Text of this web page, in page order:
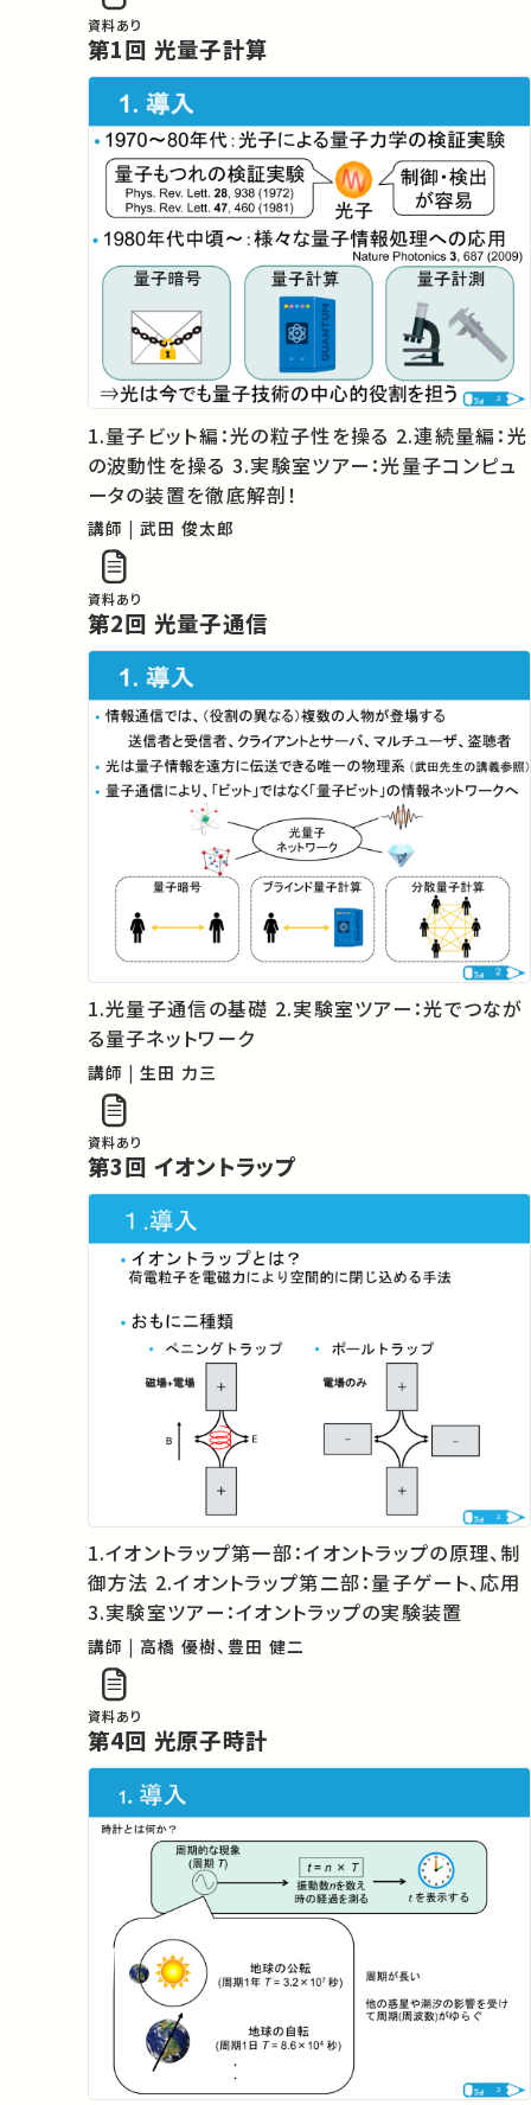
本授業は量子技術における共通のことばを学
び、様々な量子系の実験を横断的に理解できるよ
うにしてあります。光や原子から固体欠陥や超伝導
回路まで、様々な技術を紹介します。
また初めて勉強する分野では、多くの研究者も
学術論文から学ぶわけではありません。教科書、参
考書、博士論文、レビュー論文などは数ページの
学術論文より圧倒的な量の詳細が書かれてあり、
基礎から学習するために最も効率的なツールの1
つです。各分野を代表する「わかりやすい」参考文献
も紹介します。
----------
このプロジェクトのホームページはこちらからご覧
ください。
https://www.sqei.c.u-tokyo.ac.jp/qed/
＊この講義シリーズは、主催者のご協力により、
YouTubeで公開されているプロジェクトの講義映
像を埋め込んでいます。
下記の講義一覧画面では講義映像のアイコンが表
示されていませんが、映像も視聴することができま
すので、ぜひ講義資料と併せて講義映像もご覧くだ
さい。
資料あり
第1回 光量子計算
1.量子ビット編：光の粒子性を操る 2.連続量編：光
の波動性を操る 3.実験室ツアー：光量子コンピュ
ータの装置を徹底解剖！
講師 | 武田 俊太郎
資料あり
第2回 光量子通信
1.光量子通信の基礎 2.実験室ツアー：光でつなが
る量子ネットワーク
講師 | 生田 力三
資料あり
第3回 イオントラップ
1.イオントラップ第一部：イオントラップの原理、制
御方法 2.イオントラップ第二部：量子ゲート、応用
3.実験室ツアー：イオントラップの実験装置
講師 | 高橋 優樹、豊田 健二
資料あり
第4回 光原子時計